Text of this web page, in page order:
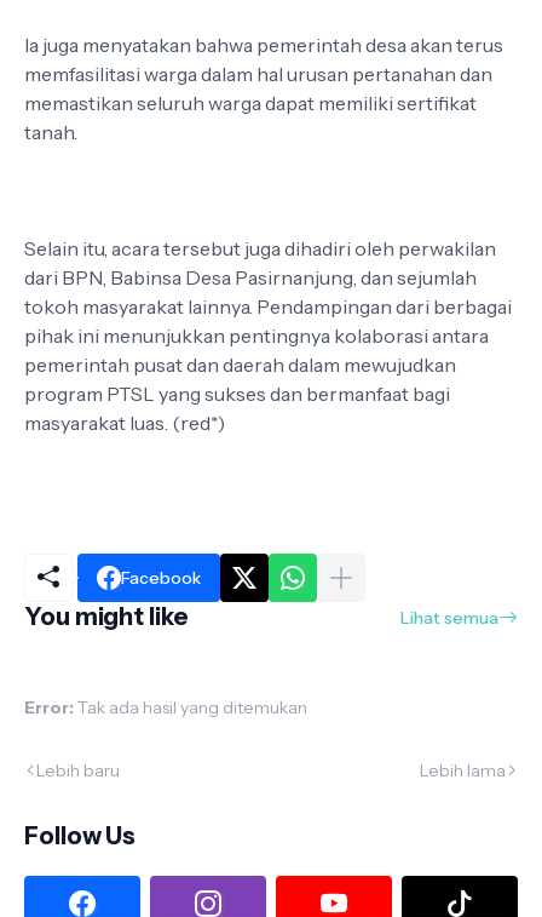
Ia juga menyatakan bahwa pemerintah desa akan terus
memfasilitasi warga dalam hal urusan pertanahan dan
memastikan seluruh warga dapat memiliki sertifikat
tanah.
Selain itu, acara tersebut juga dihadiri oleh perwakilan
dari BPN, Babinsa Desa Pasirnanjung, dan sejumlah
tokoh masyarakat lainnya. Pendampingan dari berbagai
pihak ini menunjukkan pentingnya kolaborasi antara
pemerintah pusat dan daerah dalam mewujudkan
program PTSL yang sukses dan bermanfaat bagi
masyarakat luas. (red*)
Facebook
You might like Lihat semua
Error: Tak ada hasil yang ditemukan
Lebih baru Lebih lama
Follow Us